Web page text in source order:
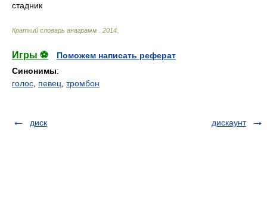
стадник
Краткий словарь анаграмм 2014
Игры ⚽
Поможем написать реферат
Синонимы:
голос певец тромбон
диск дискаунт